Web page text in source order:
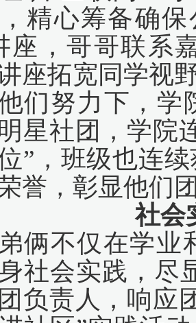
精心筹备确
座，哥哥联系
座拓宽同学视
们努力下，学
星社团，学院
”，班级也连
誉，彰显他们
社会
俩不仅在学业
社会实践，尽
负责人，响应